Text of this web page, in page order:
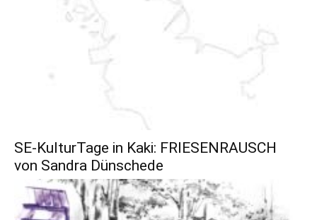
SE-KulturTage in Kaki: FRIESENRAUSCH
von Sandra Dünschede